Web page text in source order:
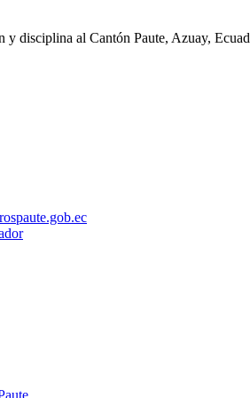
y disciplina al Cantón Paute, Azuay,